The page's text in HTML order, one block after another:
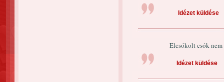
Idézet küldése
Elcsókolt csók
Idézet küldése